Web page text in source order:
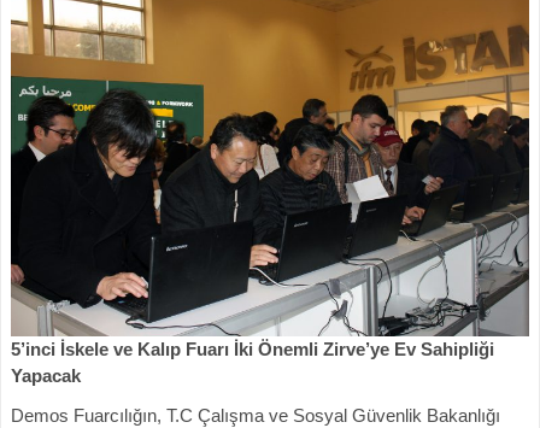
5’inci İskele ve Kalıp Fuarı İki Önemli Zirve’ye Ev Sahipliği
Yapacak
Demos Fuarcılığın, T.C Çalışma ve Sosyal Güvenlik Bakanlığı